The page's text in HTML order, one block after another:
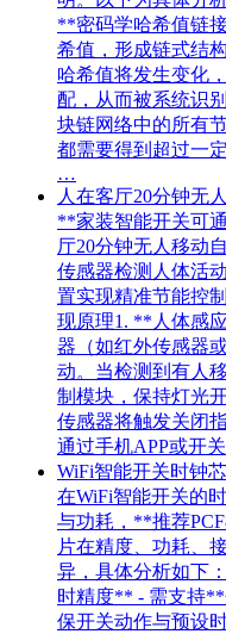
**密码学哈希值链
希值，形成链式结
哈希值将发生变化
配，从而被系统识
块链网络中的所有
都需要得到超过一
…
人在客厅20分钟无
**家装智能开关可
厅20分钟无人移动
传感器检测人体活
置实现精准节能控
现原理1. **人体感
器（如红外传感器
动。当检测到有人
制模块，保持灯光
传感器将触发关闭
通过手机APP或开
WiFi智能开关时钟
在WiFi智能开关的
与功耗，**推荐
片在精度、功耗、
异，具体分析如下
时精度** - 需支持
保开关动作与预设